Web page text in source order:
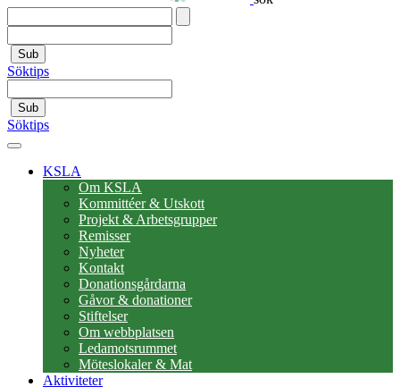
Sub
Söktips
Sub
Söktips
KSLA
Om KSLA
Kommittéer & Utskott
Projekt & Arbetsgrupper
Remisser
Nyheter
Kontakt
Donationsgårdarna
Gåvor & donationer
Stiftelser
Om webbplatsen
Ledamotsrummet
Möteslokaler & Mat
Aktiviteter